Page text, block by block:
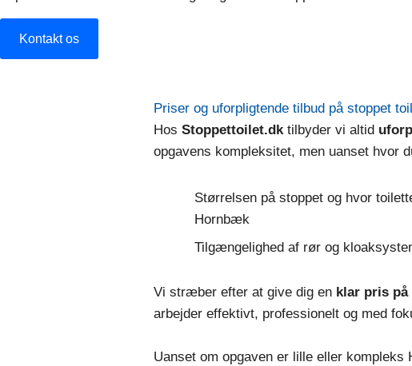
Kontakt os
Priser og uforpligtende tilbud på stoppet
Hos Stoppettoilet.dk tilbyder vi altid
opgavens kompleksitet, men uanset hvor
Størrelsen på stoppet og hvor
Hornbæk
Tilgængelighed af rør og
Vi stræber efter at give dig en klar pris
arbejder effektivt, professionelt og med
Uanset om opgaven er lille eller